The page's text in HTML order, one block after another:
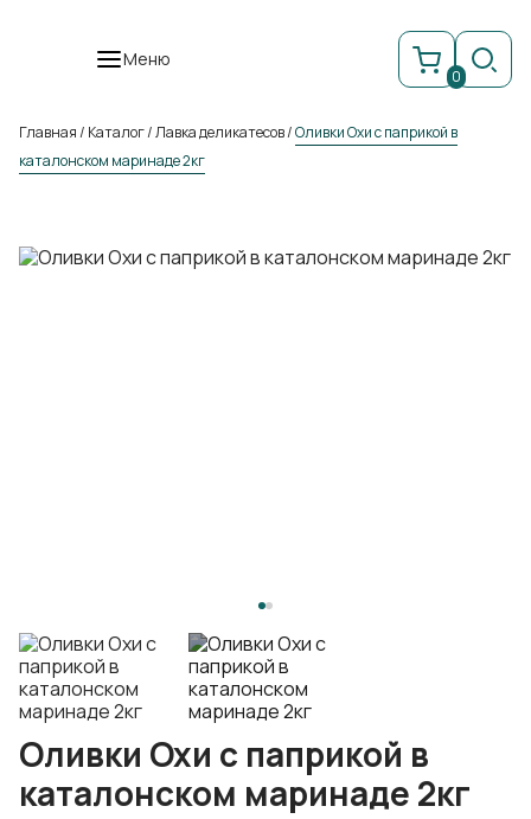
Меню
0
Главная/ Каталог/Лавка деликатесов/Оливки Охи с паприкой в
каталонском маринаде 2кг
Оливки Охи с паприкой в
каталонском маринаде 2кг